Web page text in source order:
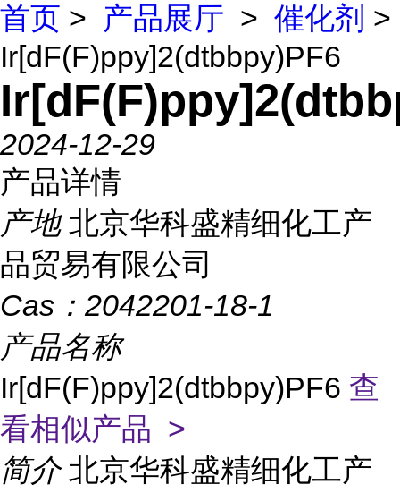
首页 > 产品展厅 > 催化剂 >
Ir[dF(F)ppy]2(dtbbpy)PF6
2024-12-29
产品详情
产地 北京华科盛精细化工产
品贸易有限公司
Cas： 2042201-18-1
产品名称
Ir[dF(F)ppy]2(dtbbpy)PF6 查
看相似产品 >
简介 北京华科盛精细化工产